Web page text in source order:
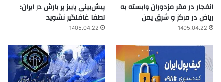
انفجار در مقر مزدوران وابسته به
ریاض در مرکز و شرق یمن
1405.04.22
پیش‌بینی پاییز پر بارش در ایران؛
لطفا غافلگیر نشوید
1405.04.22